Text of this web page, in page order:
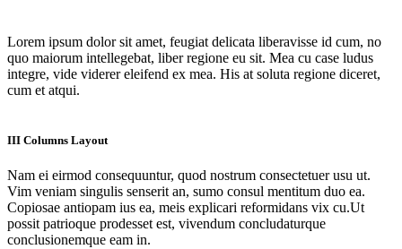
Lorem ipsum dolor sit amet, feugiat delicata liberavisse id cum, no
quo maiorum intellegebat, liber regione eu sit. Mea cu case ludus
integre, vide viderer eleifend ex mea. His at soluta regione diceret,
cum et atqui.
III Columns Layout
Nam ei eirmod consequuntur, quod nostrum consectetuer usu ut.
Vim veniam singulis senserit an, sumo consul mentitum duo ea.
Copiosae antiopam ius ea, meis explicari reformidans vix cu.Ut
possit patrioque prodesset est, vivendum concludaturque
conclusionemque eam in.